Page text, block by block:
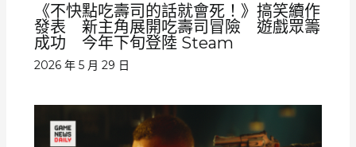
《不快點吃壽司的話就會死！》搞笑續作
發表 新主角展開吃壽司冒險 遊戲眾籌
成功 今年下旬登陸 Steam
2026 年 5 月 29 日